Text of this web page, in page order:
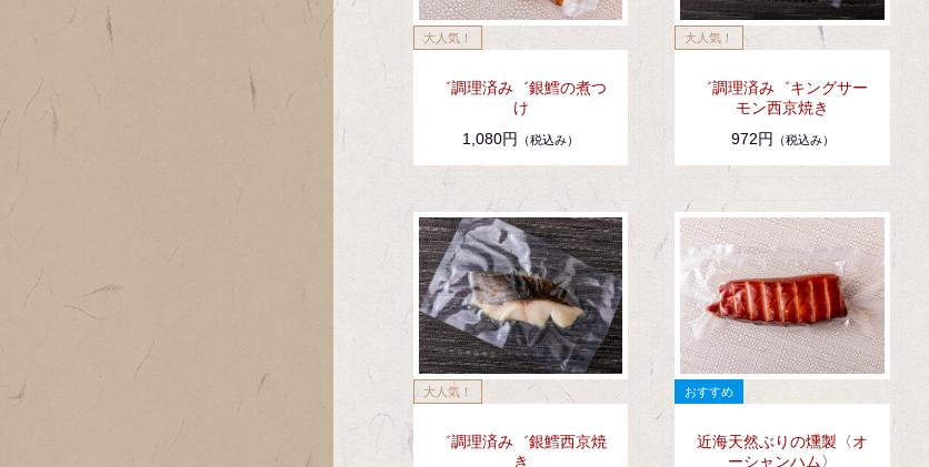
゛調理済み゛銀鱈の煮つ
け
1,080円
（税込み）
゛調理済み゛キングサー
モン西京焼き
972円
（税込み）
゛調理済み゛銀鱈西京焼
き
近海天然ぶりの燻製〈オ
ーシャンハム〉